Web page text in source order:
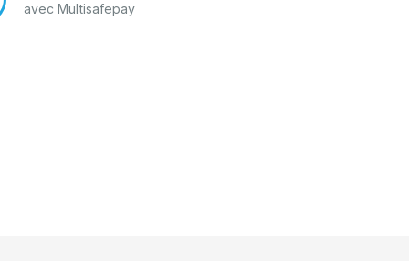
avec Multisafepay